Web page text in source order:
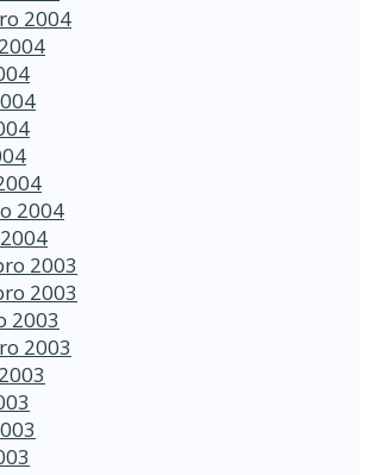
2004
2004
2003
2003
2003
2003